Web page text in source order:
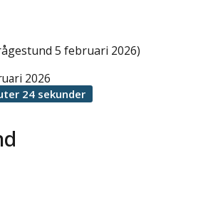
5 februari 2026)
2026
24 sekunder